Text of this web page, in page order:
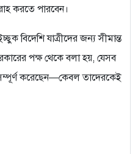
করতে পারবেন।
বিদেশি যাত্রীদের জন্য সীমান্ত
পক্ষ থেকে বলা হয়, যেসব
করেছেন—কেবল তাদেরকেই